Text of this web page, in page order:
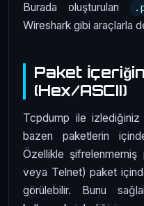
Burada oluşturulan
Wireshark gibi araçlarla
Paket
(Hex/ASCII)
Tcpdump ile
bazen paketlerin
Özellikle
veya Telnet) paket
görülebilir. Bunu